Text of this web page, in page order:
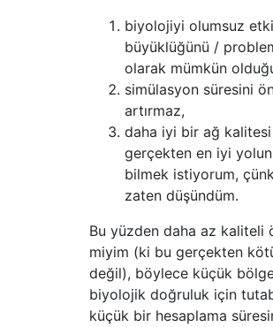
biyolojiyi olumsuz
büyüklüğünü /
olarak mümkün
simülasyon süresini
artırmaz,
daha iyi bir ağ
gerçekten en iyi
bilmek istiyorum,
zaten düşündüm.
Bu yüzden daha az kaliteli
miyim (ki bu gerçekten
değil), böylece küçük
biyolojik doğruluk için
küçük bir hesaplama